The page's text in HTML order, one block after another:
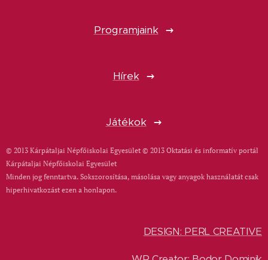
Programjaink
Hírek
Játékok
© 2013 Kárpátaljai Népfőiskolai Egyesület © 2013 Oktatási és informatív portál
Kárpátaljai Népfőiskolai Egyesület
Minden jog fenntartva. Sokszorosítása, másolása vagy anyagok használatát csak
hiperhivatkozást ezen a honlapon.
DESIGN: PERL CREATIVE